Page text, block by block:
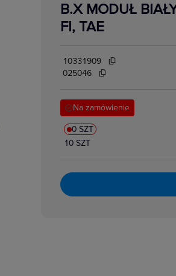
B.X MODUŁ
FI, TAE
10331909
025046
Na zamówienie
0 SZT
10 SZT